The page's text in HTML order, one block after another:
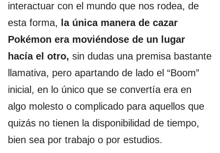
interactuar con el mundo que nos rodea, de
esta forma,
la única manera de cazar
Pokémon era moviéndose de un lugar
hacía el otro, sin dudas una premisa bastante
llamativa, pero apartando de lado el “Boom”
inicial, en lo único que se convertía era en
algo molesto o complicado para aquellos que
quizás no tienen la disponibilidad de tiempo,
bien sea por trabajo o por estudios.